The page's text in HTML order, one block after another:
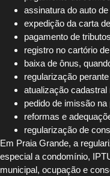
assinatura do auto
expedição da carta
pagamento de
registro no cartório
baixa de ônus,
regularização
atualização cadastral
pedido de imissão na
reformas e
regularização de
Em Praia Grande, a
especial a condomínio,
municipal, ocupação e